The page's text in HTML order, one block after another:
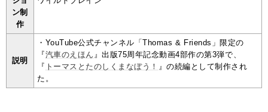
ン制
作
説明
・YouTube公式チャンネル「Thomas & Friends」限定の
『汽車のえほん 』出版75周年記念動画4部作の第3弾で、
『 トーマスとたのしくまなぼう！ 』の続編として制作され
た。